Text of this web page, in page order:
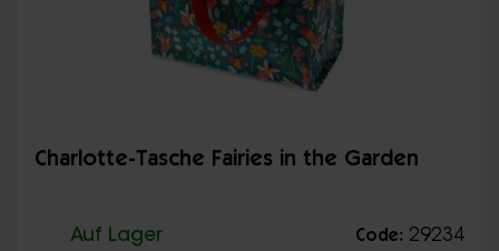
Charlotte-Tasche Fairies in the Garden
Auf Lager Code: 29234